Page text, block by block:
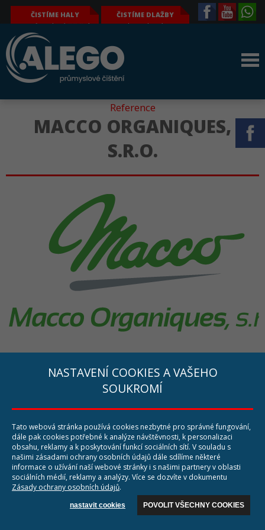
ČISTÍME HALY
průmyslové čištění
výrobních hal – tj.
obvodových plášťů,
světlíků, jeřábů a
jeřábových drah,
konstrukcí, podlahy
atd.
ČISTÍME DLAŽBY
komplexní a
zámkových a jiných
dlažeb, parkovacích
povrchů
Reference
MACCO ORGANIQUES,
S.R.O.
Opavská 61
794 01 Krnov
Tel: +420 777 164 712
E-mail:info@cistimestroje.cz
Web:www.cistimestroje.cz
NASTAVENÍ COOKIES A VAŠEHO
SOUKROMÍ
Tato webová stránka používá cookies nezbytné pro správné fungování,
dále pak cookies potřebné k analýze návštěvnosti, k personalizaci
obsahu, reklamy a k poskytování funkcí sociálních sítí. V souladu s
našimi zásadami ochrany osobních údajů dále sdílíme některé
informace o užívání naší webové stránky i s našimi partnery v oblasti
sociálních médií, reklamy a analýzy. Více se dozvíte v dokumentu
Zásady ochrany osobních údajů.
POVOLIT VŠECHNY COOKIES
nastavit cookies